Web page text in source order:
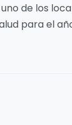
de los
para el